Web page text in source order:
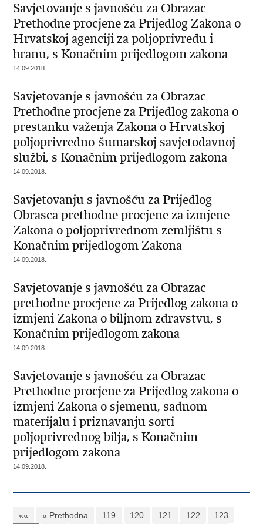
Savjetovanje s javnošću za Obrazac
Prethodne procjene za Prijedlog Zakona o
Hrvatskoj agenciji za poljoprivredu i
hranu, s Konačnim prijedlogom zakona
14.09.2018.
Savjetovanje s javnošću za Obrazac
Prethodne procjene za Prijedlog zakona o
prestanku važenja Zakona o Hrvatskoj
poljoprivredno-šumarskoj savjetodavnoj
službi, s Konačnim prijedlogom zakona
14.09.2018.
Savjetovanju s javnošću za Prijedlog
Obrasca prethodne procjene za izmjene
Zakona o poljoprivrednom zemljištu s
Konačnim prijedlogom Zakona
14.09.2018.
Savjetovanje s javnošću za Obrazac
prethodne procjene za Prijedlog zakona o
izmjeni Zakona o biljnom zdravstvu, s
Konačnim prijedlogom zakona
14.09.2018.
Savjetovanje s javnošću za Obrazac
Prethodne procjene za Prijedlog zakona o
izmjeni Zakona o sjemenu, sadnom
materijalu i priznavanju sorti
poljoprivrednog bilja, s Konačnim
prijedlogom zakona
14.09.2018.
«« « Prethodna 119 120 121 122
123